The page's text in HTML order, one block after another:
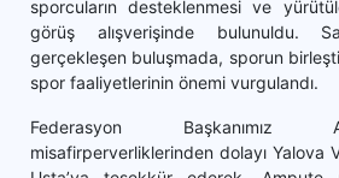
sporcuların desteklenmesi ve
görüş alışverişinde bulunuldu.
gerçekleşen buluşmada, sporun
spor faaliyetlerinin önemi vurgulandı.
Federasyon Başkanımız
misafirperverliklerinden dolayı Yalova